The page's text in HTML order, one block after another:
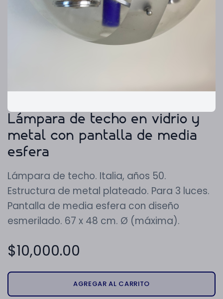
Lámpara de techo en vidrio y
metal con pantalla de media
esfera
Lámpara de techo. Italia, años 50.
Estructura de metal plateado. Para 3 luces.
Pantalla de media esfera con diseño
esmerilado. 67 x 48 cm. Ø (máxima).
$10,000.00
AGREGAR AL CARRITO